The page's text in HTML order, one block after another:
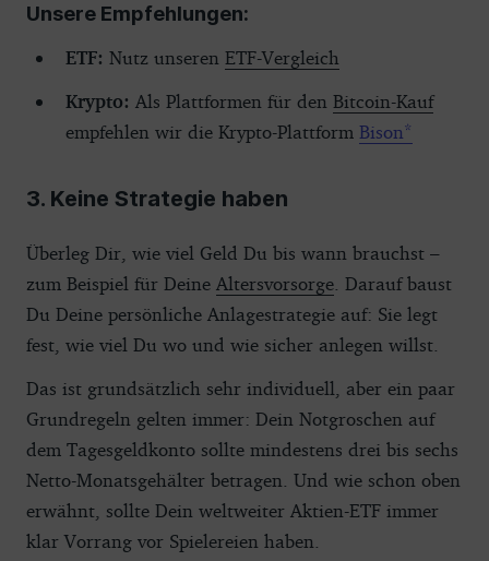
Unsere Empfehlungen:
ETF: Nutz unseren ETF-Vergleich
Krypto: Als Plattformen für den Bitcoin-Kauf
empfehlen wir die Krypto-Plattform Bison
3. Keine Strategie haben
Überleg Dir, wie viel Geld Du bis wann brauchst –
zum Beispiel für Deine Altersvorsorge . Darauf baust
Du Deine persönliche Anlagestrategie auf: Sie legt
fest, wie viel Du wo und wie sicher anlegen willst.
Das ist grundsätzlich sehr individuell, aber ein paar
Grundregeln gelten immer: Dein Notgroschen auf
dem Tagesgeldkonto sollte mindestens drei bis sechs
Netto-Monatsgehälter betragen. Und wie schon oben
erwähnt, sollte Dein weltweiter Aktien-ETF immer
klar Vorrang vor Spielereien haben.